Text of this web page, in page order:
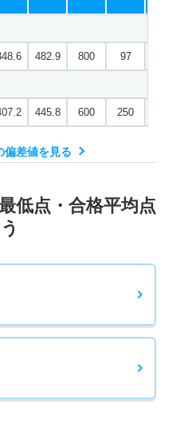
482.9 800 97
445.8 600 250
偏差値を見る
低点・合格平均点